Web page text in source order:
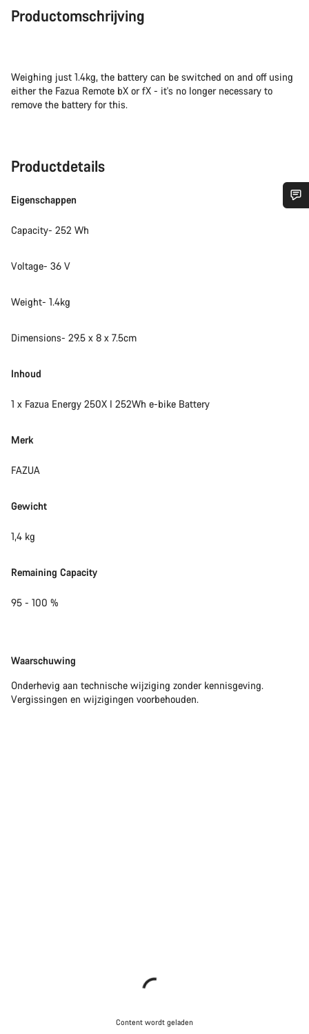
Productomschrijving
Weighing just 1.4kg, the battery can be switched on and off using
either the Fazua Remote bX or fX - it's no longer necessary to
remove the battery for this.
Productdetails
Eigenschappen
Capacity- 252 Wh
Voltage- 36 V
Weight- 1.4kg
Dimensions- 29.5 x 8 x 7.5cm
Inhoud
1 x Fazua Energy 250X I 252Wh e-bike Battery
Merk
FAZUA
Gewicht
1,4 kg
Remaining Capacity
95 - 100 %
Disclaimer
Waarschuwing
Onderhevig aan technische wijziging zonder kennisgeving.
Vergissingen en wijzigingen voorbehouden.
Content wordt geladen
vragen.